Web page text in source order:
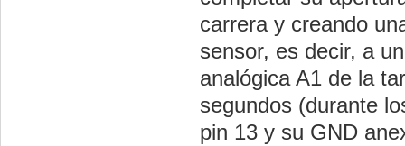
carrera y creando
sensor, es decir, a
analógica A1 de la
segundos (durante
pin 13 y su GND